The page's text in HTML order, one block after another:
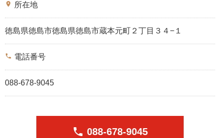
place 所在地
徳島県徳島市徳島県徳島市蔵本元町２丁目３４−１
phone 電話番号
088-678-9045
phone 088-678-9045